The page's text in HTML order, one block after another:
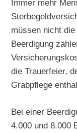
Immer mehr
müssen nicht
Beerdigung
die Trauerfeier,
Grabpflege
Bei einer
4.000 und 8.000